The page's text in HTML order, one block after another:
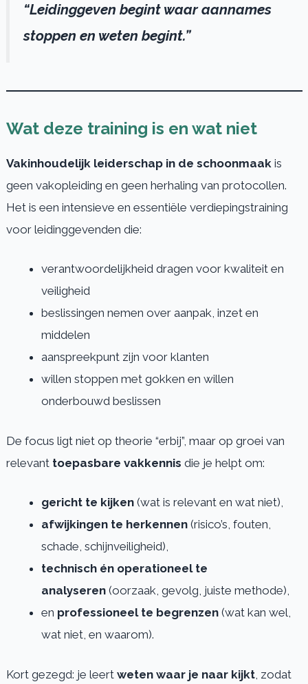
“Leidinggeven begint waar aannames
stoppen en weten begint.”
Wat deze training is en wat niet
Vakinhoudelijk leiderschap in de schoonmaak is
geen vakopleiding en geen herhaling van protocollen.
Het is een intensieve en essentiële verdiepingstraining
voor leidinggevenden die:
verantwoordelijkheid dragen voor kwaliteit en
veiligheid
beslissingen nemen over aanpak, inzet en
middelen
aanspreekpunt zijn voor klanten
willen stoppen met gokken en willen
onderbouwd beslissen
De focus ligt niet op theorie “erbij”, maar op groei van
relevant toepasbare vakkennis die je helpt om:
gericht te kijken(wat is relevant en wat niet),
afwijkingen te herkennen(risico’s, fouten,
schade, schijnveiligheid),
technisch én operationeel te
analyseren(oorzaak, gevolg, juiste methode),
en professioneel te begrenzen(wat kan wel,
wat niet, en waarom).
Kort gezegd: je leert weten waar je naar kijkt, zodat